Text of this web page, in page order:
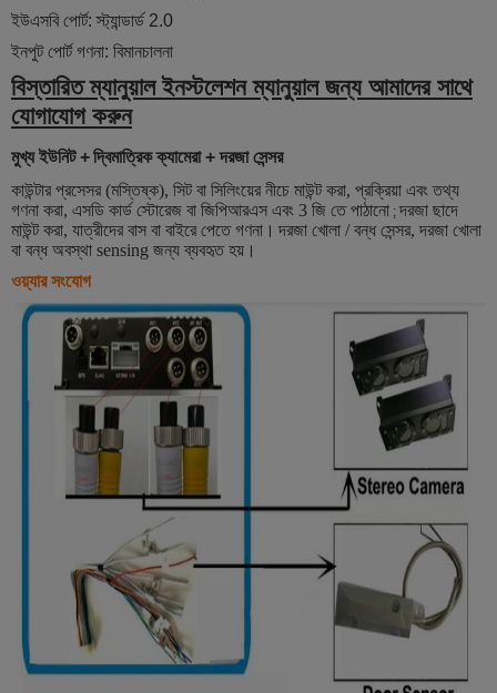
ইউএসবি পোর্ট: স্ট্যান্ডার্ড 2.0
ইনপুট পোর্ট গণনা: বিমানচালনা
বিস্তারিত ম্যানুয়াল ইনস্টলেশন ম্যানুয়াল জন্য আমাদের সাথে
যোগাযোগ করুন
মুখ্য ইউনিট +দ্বিমাত্রিক ক্যামেরা + দরজা সেন্সর
কাউন্টার প্রসেসর (মস্তিষ্ক), সিট বা সিলিংয়ের নীচে মাউন্ট করা, প্রক্রিয়া এবং তথ্য
গণনা করা, এসডি কার্ড স্টোরেজ বা জিপিআরএস এবং 3 জি তে পাঠানো ;দরজা ছাদে
মাউন্ট করা, যাত্রীদের বাস বা বাইরে পেতে গণনা। দরজা খোলা / বন্ধ সেন্সর, দরজা খোলা
বা বন্ধ অবস্থা sensing জন্য ব্যবহৃত হয়।
ওয়্যার সংযোগ